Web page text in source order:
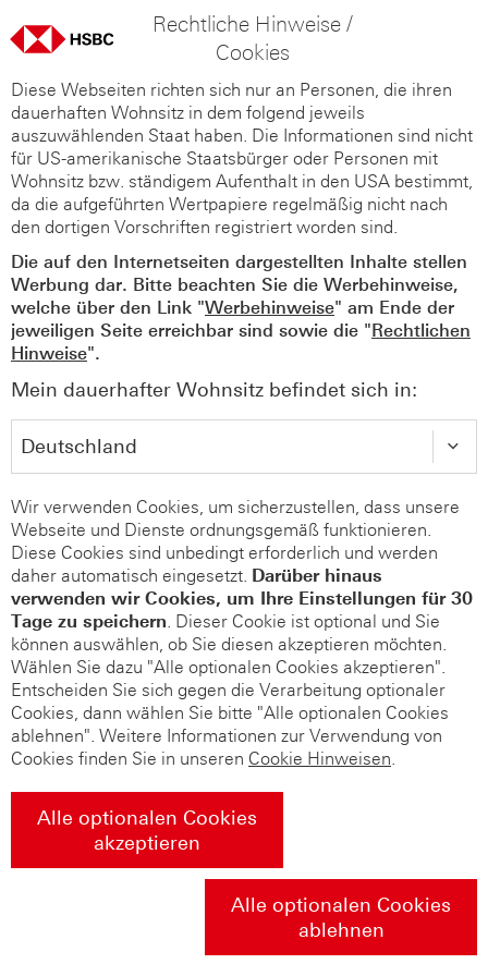
Rechtliche Hinweise /
Cookies
Diese Webseiten richten sich nur an Personen, die ihren
dauerhaften Wohnsitz in dem folgend jeweils
auszuwählenden Staat haben. Die Informationen sind nicht
für US-amerikanische Staatsbürger oder Personen mit
Wohnsitz bzw. ständigem Aufenthalt in den USA bestimmt,
da die aufgeführten Wertpapiere regelmäßig nicht nach
den dortigen Vorschriften registriert worden sind.
Die auf den Internetseiten dargestellten Inhalte stellen
Werbung dar. Bitte beachten Sie die Werbehinweise,
welche über den Link "Werbehinweise" am Ende der
jeweiligen Seite erreichbar sind sowie die "Rechtlichen
Hinweise".
Mein dauerhafter Wohnsitz befindet sich in:
Wir verwenden Cookies, um sicherzustellen, dass unsere
Webseite und Dienste ordnungsgemäß funktionieren.
Diese Cookies sind unbedingt erforderlich und werden
daher automatisch eingesetzt. Darüber hinaus
verwenden wir Cookies, um Ihre Einstellungen für 30
Tage zu speichern. Dieser Cookie ist optional und Sie
können auswählen, ob Sie diesen akzeptieren möchten.
Wählen Sie dazu "Alle optionalen Cookies akzeptieren".
Entscheiden Sie sich gegen die Verarbeitung optionaler
Cookies, dann wählen Sie bitte "Alle optionalen Cookies
ablehnen". Weitere Informationen zur Verwendung von
Cookies finden Sie in unseren Cookie Hinweisen.
Alle optionalen Cookies
akzeptieren
Alle optionalen Cookies
ablehnen